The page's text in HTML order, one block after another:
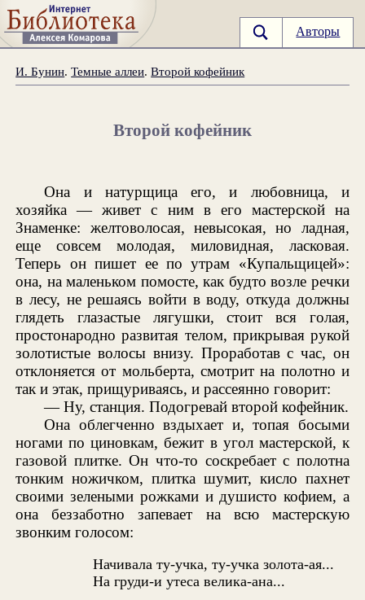
Авторы
И. Бунин.Темные аллеи.Второй кофейник
Второй кофейник
Она и натурщица его, и любовница, и
хозяйка — живет с ним в его мастерской на
Знаменке: желтоволосая, невысокая, но ладная,
еще совсем молодая, миловидная, ласковая.
Теперь он пишет ее по утрам «Купальщицей»:
она, на маленьком помосте, как будто возле речки
в лесу, не решаясь войти в воду, откуда должны
глядеть глазастые лягушки, стоит вся голая,
простонародно развитая телом, прикрывая рукой
золотистые волосы внизу. Проработав с час, он
отклоняется от мольберта, смотрит на полотно и
так и этак, прищуриваясь, и рассеянно говорит:
— Ну, станция. Подогревай второй кофейник.
Она облегченно вздыхает и, топая босыми
ногами по циновкам, бежит в угол мастерской, к
газовой плитке. Он что-то соскребает с полотна
тонким ножичком, плитка шумит, кисло пахнет
своими зелеными рожками и душисто кофием, а
она беззаботно запевает на всю мастерскую
звонким голосом:
Начивала ту-учка, ту-учка золота-ая...
На груди-и утеса велика-ана...